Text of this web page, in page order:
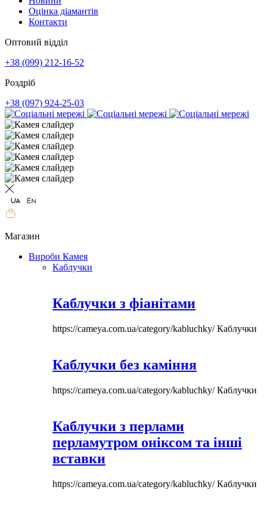
Оцінка діамантів
Контакти
Оптовий відділ
+38 (099) 212-16-52
Роздріб
+38 (097) 924-25-03
Магазин
Вироби Камея
Каблучки
Каблучки з фіанітами
https://cameya.com.ua/category/kabluchky/Каблучки
Каблучки без каміння
https://cameya.com.ua/category/kabluchky/Каблучки
Каблучки з перлами
перламутром оніксом та інші
вставки
https://cameya.com.ua/category/kabluchky/Каблучки